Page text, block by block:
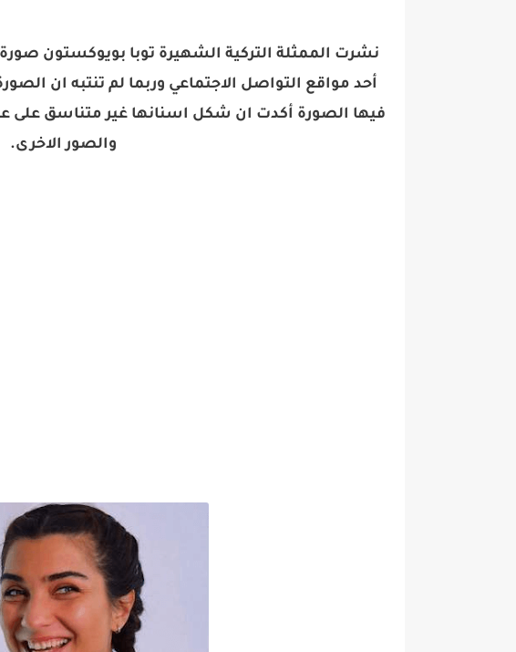
نشرت الممثلة التركية الشهيرة ​توبا بويوكستون​
أحد مواقع التواصل الاجتماعي وربما لم تنتبه ان
فيها الصورة أكدت ان شكل اسنانها غير متناسق
والصور الاخرى.